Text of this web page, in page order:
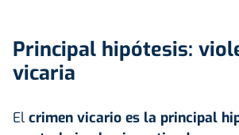
Principal hipótesis:
vicaria
El crimen vicario es la principal